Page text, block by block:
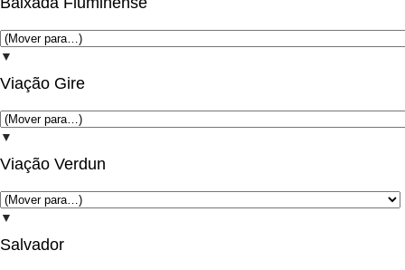
▼
Viação Gire
▼
Viação Verdun
▼
Salvador